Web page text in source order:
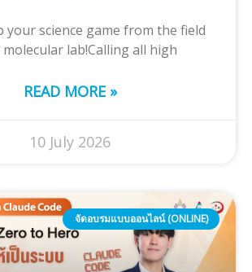
your science game from the field
lab!Calling all high
READ MORE »
10 July 2026
จัดอบรมแบบออนไลน์ (ONLINE)